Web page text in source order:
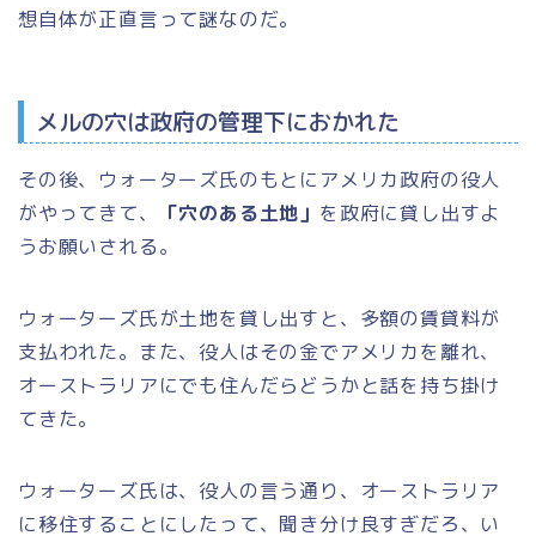
想自体が正直言って謎なのだ。
メルの穴は政府の管理下におかれた
その後、ウォーターズ氏のもとにアメリカ政府の役人
がやってきて、
「穴のある土地」 を政府に貸し出すよ
うお願いされる。
ウォーターズ氏が土地を貸し出すと、多額の賃貸料が
支払われた。また、役人はその金でアメリカを離れ、
オーストラリアにでも住んだらどうかと話を持ち掛け
てきた。
ウォーターズ氏は、役人の言う通り、オーストラリア
に移住することにしたって、聞き分け良すぎだろ、い